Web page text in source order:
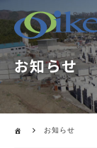
お知らせ
お知らせ